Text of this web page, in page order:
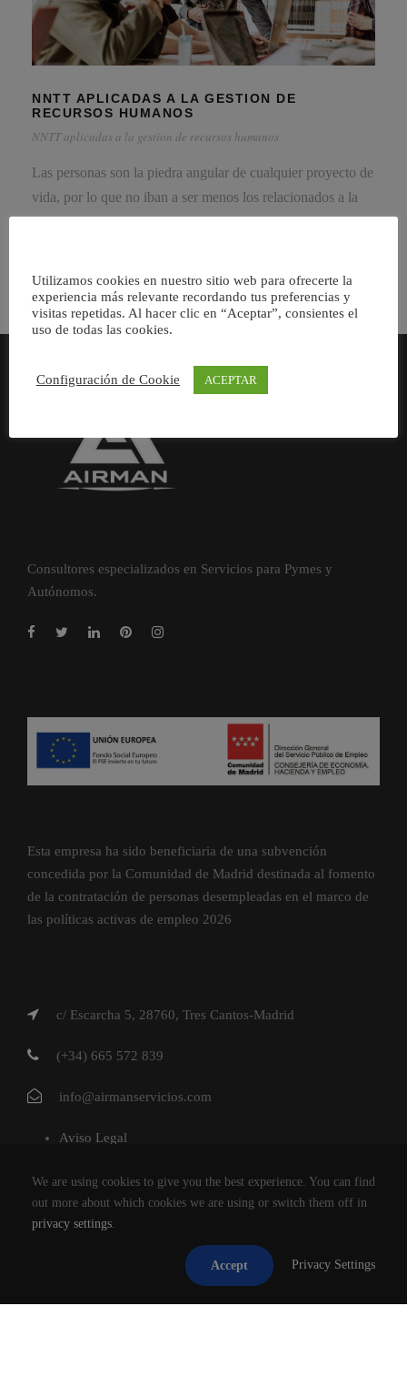
NNTT APLICADAS A LA GESTION DE
RECURSOS HUMANOS
NNTT aplicadas a la gestion de recursos humanos
Las personas son la piedra angular de cualquier proyecto de
vida, por lo que no iban a ser menos los relacionados a la
actividad empresarial […]
Consultores especializados en Servicios para Pymes y
Autónomos.
Esta empresa ha sido beneficiaria de una subvención
concedida por la Comunidad de Madrid destinada al fomento
de la contratación de personas desempleadas en el marco de
las políticas activas de empleo 2026
c/ Escarcha 5, 28760, Tres Cantos-Madrid
(+34) 665 572 839
info@airmanservicios.com
Aviso Legal
Política de Cookies
AIRMAN SERVICIOS DE RESTAURACION S.L.
TODOS LOS DERECHOS RESERVADOS.
Utilizamos cookies en nuestro sitio web para ofrecerte la
experiencia más relevante recordando tus preferencias y
visitas repetidas. Al hacer clic en “Aceptar”, consientes el
uso de todas las cookies.
Configuración de Cookie ACEPTAR
We are using cookies to give you the best experience. You can find
out more about which cookies we are using or switch them off in
privacy settings.
Accept Privacy Settings